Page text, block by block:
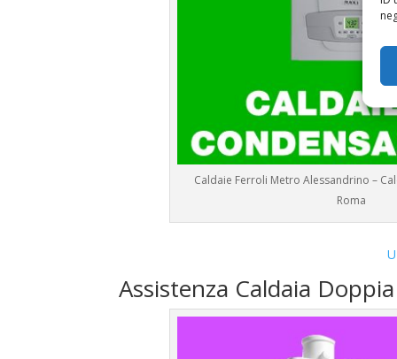
Caldaie Ferroli Metro Alessandrino –
Roma
Assistenza Caldaia